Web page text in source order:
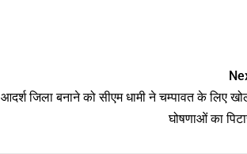
आदर्श जिला बनाने को सीएम धामी ने चम्पावत के लिए
घोषणाओं का